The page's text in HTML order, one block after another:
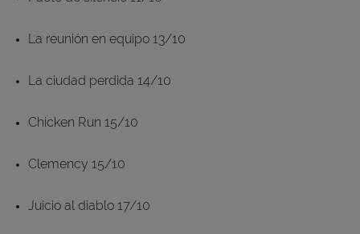
La reunión en equipo 13/10
La ciudad perdida 14/10
Chicken Run 15/10
Clemency 15/10
Juicio al diablo 17/10